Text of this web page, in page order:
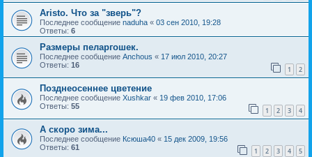
Aristo. Что за "зверь"?
Последнее сообщение naduha « 03 сен 2010, 19:28
Ответы: 6
Размеры пеларгошек.
Последнее сообщение Anchous « 17 июл 2010, 20:27
Ответы: 16 1 2
Позднеосеннее цветение
Последнее сообщение Xushkar « 19 фев 2010, 17:06
Ответы: 55 1 2 3 4
А скоро зима...
Последнее сообщение Ксюша40 « 15 дек 2009, 19:56
Ответы: 61 1 2 3 4 5